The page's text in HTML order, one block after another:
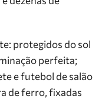
protegidos do sol
perfeita;
e futebol de salão
de ferro, fixadas